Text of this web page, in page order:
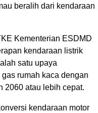
beralih dari kendaraan
Kementerian ESDMD
kendaraan listrik
satu upaya
rumah kaca dengan
2060 atau lebih cepat.
kendaraan motor